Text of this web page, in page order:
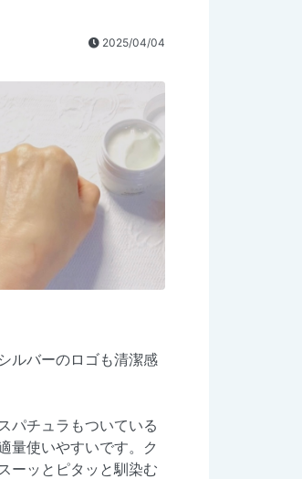
2025/04/04
ルバーのロゴも清潔感
パチュラもついている
量使いやすいです。ク
ーッとピタッと馴染む